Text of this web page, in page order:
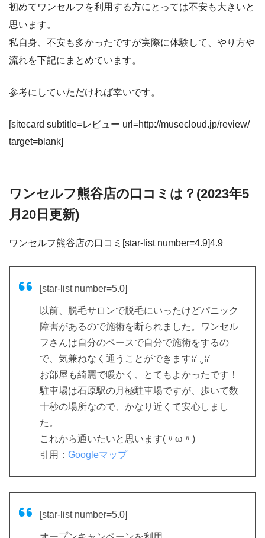
初めてワンセルフを利用する方にとっては不安も大きいと
思います。
私自身、不安も多かったですが実際に体験して、やり方や
流れを下記にまとめています。
参考にしていただければ幸いです。
[sitecard subtitle=レビュー url=http://musecloud.jp/review/
target=blank]
ワンセルフ熊谷店の口コミは？(2023年5
月20日更新)
ワンセルフ熊谷店の口コミ[star-list number=4.9]4.9
[star-list number=5.0]
以前、脱毛サロンで脱毛にいったけどパニック
障害があるので施術を断られました。ワンセル
フさんは自分のペースで自分で施術をするの
で、気兼ねなく通うことができますꈍ .̮ ꈍ
お部屋も綺麗で暖かく、とてもよかったです！
駐車場は石原駅の月極駐車場ですが、歩いて数
十秒の場所なので、かなり近くて安心しまし
た。
これから通いたいと思います(〃ω〃)
引用： Googleマップ
[star-list number=5.0]